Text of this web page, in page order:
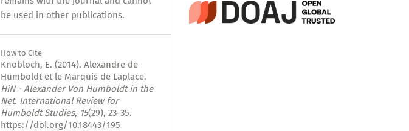
be used in other publications.
How to Cite
Knobloch, E. (2014). Alexandre de
Humboldt et le Marquis de Laplace.
HiN - Alexander Von Humboldt in the
Net. International Review for
Humboldt Studies, 15(29), 23-35.
https://doi.org/10.18443/195